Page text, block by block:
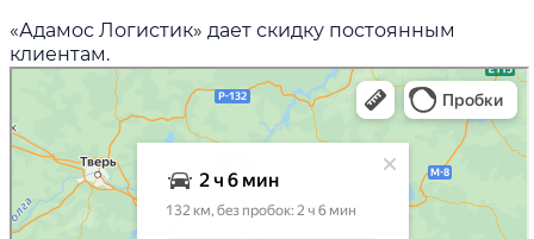
«Адамос Логистик» дает скидку постоянным
клиентам.